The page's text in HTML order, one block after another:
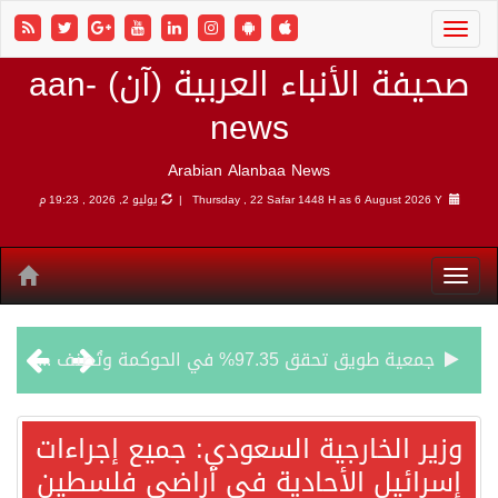
صحيفة الأنباء العربية (آن) aan-
news
Arabian Alanbaa News
Thursday , 22 Safar 1448 H as6 August 2026 Y | يوليو 2, 2026 , 19:23 م
جمعية طويق تحقق 97.35% في الحوكمة وتُصنف ضمن الكيانات متناهية الكبر وتحصد شهادة الآيزو للعام الثالث على التوالي
“الفرصة الأخيرة”.. ترامب: المحادثات مع إيران جارية الآن
وزير الخارجية السعودي: جميع إجراءات
إسرائيل الأحادية في أراضي فلسطين